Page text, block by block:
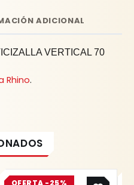
ADICIONAL
VERTICAL 70
Rhino.
OFERTA -25%
Original
Current